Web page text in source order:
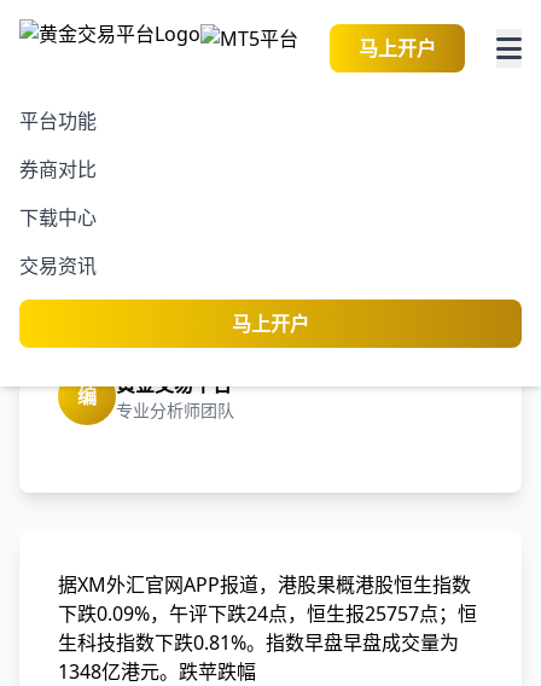
马上开户
平台功能
券商对比
下载中心
交易资讯
马上开户
2026-08-08 13:56:44
港股午评|恒生指数早盘跌
0.09% 苹果概念股跌幅居
编 黄金交易平台
专业分析师团队
据XM外汇官网APP报道，港股果概港股恒生指数
下跌0.09%，午评下跌24点，恒生报25757点；恒
生科技指数下跌0.81%。指数早盘早盘成交量为
1348亿港元。跌苹跌幅